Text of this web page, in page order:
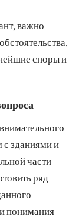
важно
споры и
с зданиями и
части
ряд
понимания